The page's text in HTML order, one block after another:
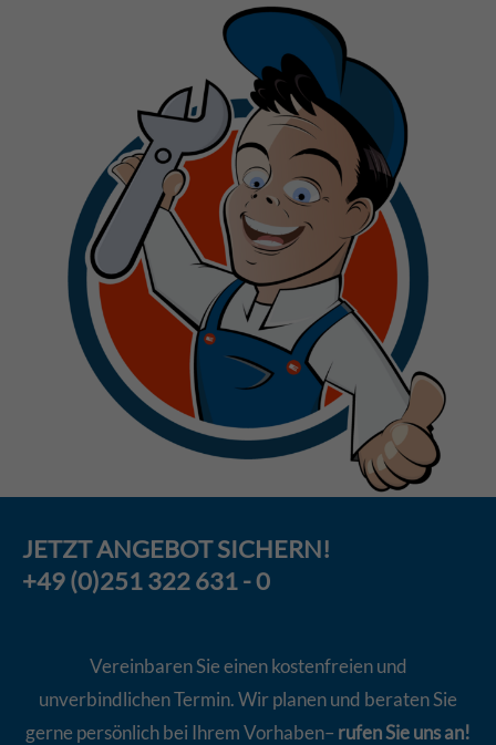
JETZTANGEBOTSICHERN!
+49 (0)251 322 631 - 0
Vereinbaren Sie einen kostenfreien und
unverbindlichen Termin. Wir planen und beraten Sie
gerne persönlich bei Ihrem Vorhaben– rufen Sie uns an!